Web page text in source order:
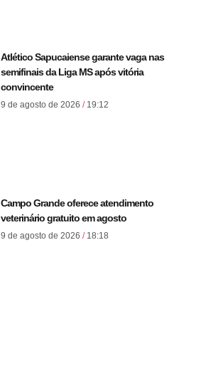
Atlético Sapucaiense garante vaga nas
semifinais da Liga MS após vitória
convincente
9 de agosto de 2026 19:12
Campo Grande oferece atendimento
veterinário gratuito em agosto
9 de agosto de 2026 18:18